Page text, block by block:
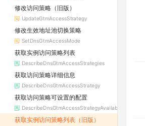
修改访问策略（旧版）
UpdateGtmAccessStrategy
修改生效地址池切换策略
SetDnsGtmAccessMode
获取实例访问策略列表
DescribeDnsGtmAccessStrategies
获取访问策略详细信息
DescribeDnsGtmAccessStrategy
获取访问策略可设置的配置
DescribeDnsGtmAccessStrategyAvailableConfig
获取实例访问策略列表（旧版）